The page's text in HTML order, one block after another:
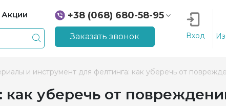
Акции
+38 (068) 680-58-95
+38 (066) 207-14-90
Заказать звонок Вход
и инструмент для фелтинга: как уберечь от
уберечь от